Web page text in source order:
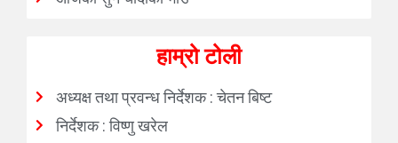
हाम्रो टोली
अध्यक्ष तथा प्रवन्ध निर्देशक : चेतन बिष्ट
निर्देशक : विष्णु खरेल